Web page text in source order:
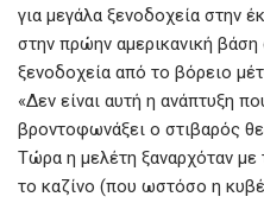
για μεγάλα ξενοδοχεία στην
στην πρώην αμερικανική
ξενοδοχεία από το βόρειο
«Δεν είναι αυτή η ανάπτυξη
βροντοφωνάξει ο στιβαρός
Τώρα η μελέτη ξαναρχόταν με
το καζίνο (που ωστόσο η